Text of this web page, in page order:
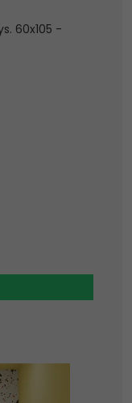
60x105 -